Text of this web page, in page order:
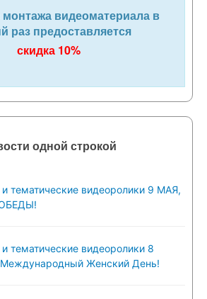
монтажа видеоматериала в
раз предоставляется
скидка 10%
одной строкой
тематические видеоролики 9 МАЯ,
тематические видеоролики 8
Женский День!